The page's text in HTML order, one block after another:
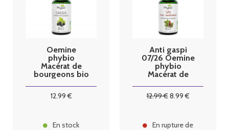
Oemine
phybio
Macérat de
bourgeons bio
12.99€
En stock
Anti gaspi
07/26 Oemine
phybio
Macérat de
12.99€8.99€
En rupture de